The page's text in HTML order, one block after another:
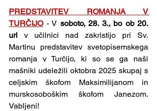
PREDSTAVITEV ROMANJA V
TURČIJO - V soboto, 28. 3., bo ob 20.
uri v učilnici nad zakristijo pri Sv.
Martinu predstavitev svetopisemskega
romanja v Turčijo, ki so se ga naši
mašniki udeležili oktobra 2025 skupaj s
celjskim škofom Maksimilijanom in
murskosoboškim škofom Janezom.
Vabljeni!